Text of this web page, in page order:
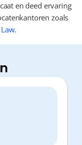
en deed ervaring
zoals
.